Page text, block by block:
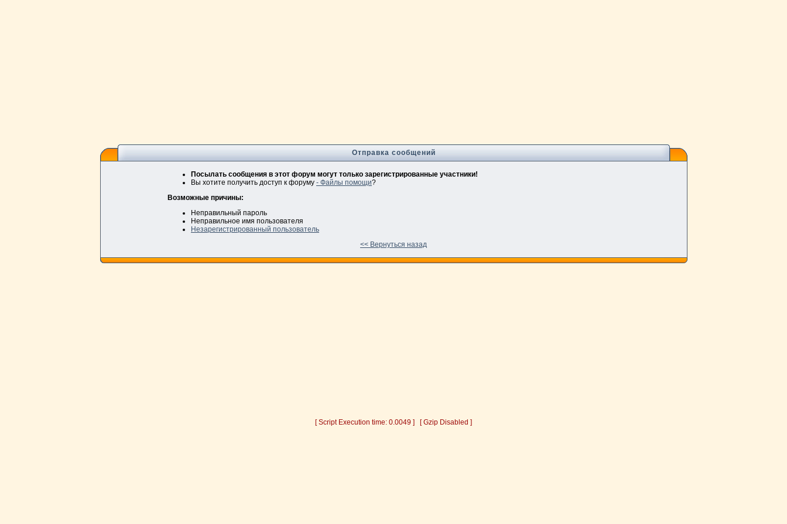
Отправка сообщений
Посылать сообщения в этот форум могут только зарегистрированные участники!
Вы хотите получить доступ к форуму - Файлы помощи?
Возможные причины:
Неправильный пароль
Неправильное имя пользователя
Незарегистрированный пользователь
<< Вернуться назад
[ Script Execution time: 0.0049 ] [ Gzip Disabled ]